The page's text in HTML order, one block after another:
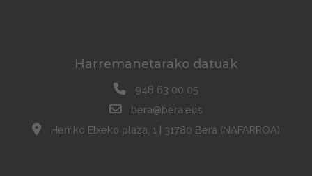
Harremanetarako datuak
948 63 00 05
bera@bera.eus
Herriko Etxeko plaza, 1 | 31780 Bera (NAFARROA)